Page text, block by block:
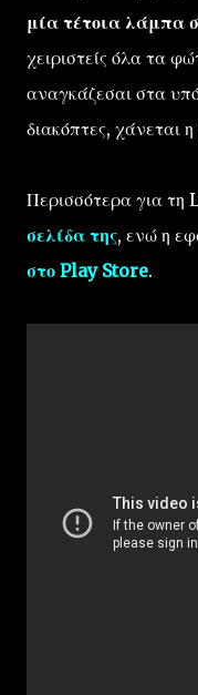
μία τέτοια λάμπα
χειριστείς όλα τα
αναγκάζεσαι στα
διακόπτες, χάνεται
Περισσότερα για τη
σελίδα της, ενώ η
στο Play Store.